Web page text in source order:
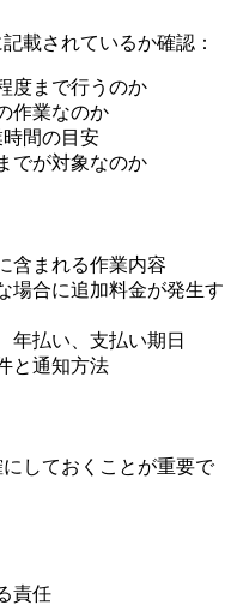
載されているか確認：
度まで行うのか
作業なのか
時間の目安
でが対象なのか
含まれる作業内容
場合に追加料金が発生す
年払い、支払い期日
と通知方法
しておくことが重要で
責任